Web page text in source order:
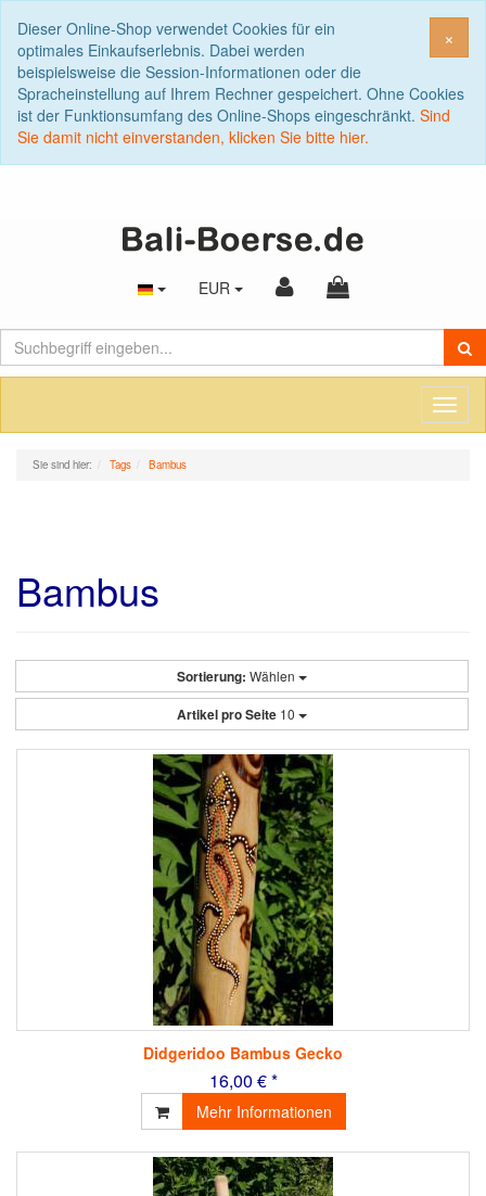
×
Dieser Online-Shop verwendet Cookies für ein
optimales Einkaufserlebnis. Dabei werden
beispielsweise die Session-Informationen oder die
Spracheinstellung auf Ihrem Rechner gespeichert. Ohne Cookies
ist der Funktionsumfang des Online-Shops eingeschränkt. Sind
Sie damit nicht einverstanden, klicken Sie bitte hier.
EUR
Sie sind hier: Tags Bambus
Bambus
Sortierung: Wählen
Artikel pro Seite 10
Didgeridoo Bambus Gecko
16,00 € *
Mehr Informationen